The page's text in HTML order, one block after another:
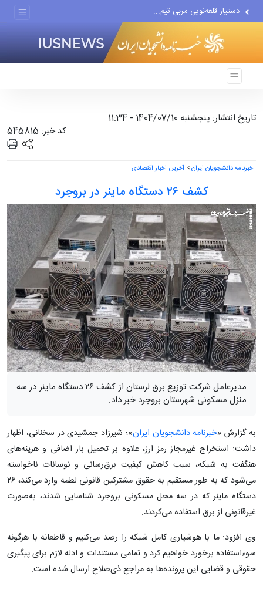
دستیار قلعه‌نویی مربی تیم...
اقتصاددان معروف آمریکایی:...
انتشار اخبار جعلی توسط...
تاریخ انتشار: پنجشنبه 1404/07/10 - 11:34
کد خبر: 545815
خبرنامه دانشجویان ایران> آخرین اخبار اقتصادی
کشف ۲۶ دستگاه ماینر در بروجرد
مدیرعامل شرکت توزیع برق لرستان از کشف ۲۶ دستگاه ماینر در سه
منزل مسکونی شهرستان بروجرد خبر داد.
به گزارش «خبرنامه دانشجویان ایران»؛ شیرزاد جمشیدی در سخنانی، اظهار
داشت: استخراج غیرمجاز رمز ارز، علاوه بر تحمیل بار اضافی و هزینه‌های
هنگفت به شبکه، سبب کاهش کیفیت برق‌رسانی و نوسانات ناخواسته
می‌شود که به طور مستقیم به حقوق مشترکین قانونی لطمه وارد می‌کند، ۲۶
دستگاه ماینر که در سه محل مسکونی بروجرد شناسایی شدند، به‌صورت
غیرقانونی از برق استفاده می‌کردند.
وی افزود: ما با هوشیاری کامل شبکه را رصد می‌کنیم و قاطعانه با هرگونه
سوءاستفاده برخورد خواهیم کرد و تمامی مستندات و ادله لازم برای پیگیری
حقوقی و قضایی این پرونده‌ها به مراجع ذی‌صلاح ارسال شده است.